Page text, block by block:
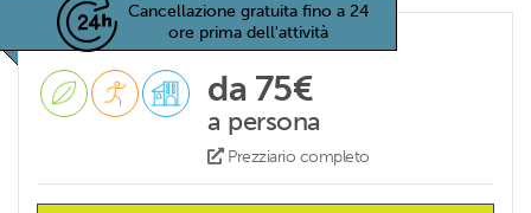
Cancellazione gratuita fino a 24
ore prima dell'attività
da 75€
a persona
Prezziario completo